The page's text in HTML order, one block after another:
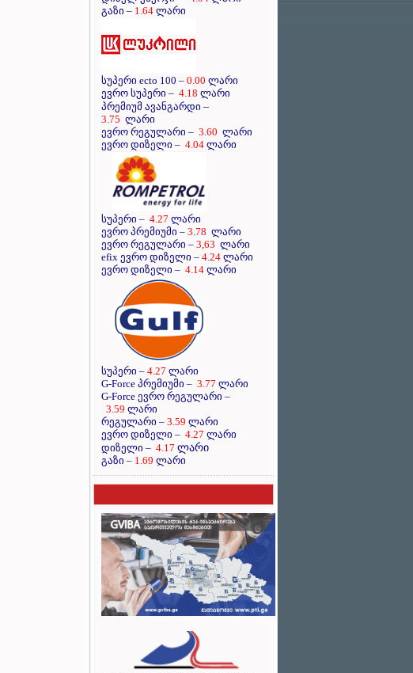
გაზი – 1.64 ლარი
სუპერი ecto 100 – 0.00 ლარი
ევრო სუპერი – 4.18 ლარი
პრემიუმ ავანგარდი –
3.75 ლარი
ევრო რეგულარი – 3.60 ლარი
ევრო დიზელი – 4.04 ლარი
სუპერი – 4.27 ლარი
ევრო პრემიუმი – 3.78 ლარი
ევრო რეგულარი – 3,63 ლარი
efix ევრო დიზელი – 4.24 ლარი
ევრო დიზელი – 4.14 ლარი
სუპერი – 4.27 ლარი
G-Force პრემიუმი – 3.77 ლარი
G-Force ევრო რეგულარი –
3.59 ლარი
რეგულარი – 3.59 ლარი
ევრო დიზელი – 4.27 ლარი
დიზელი – 4.17 ლარი
გაზი – 1.69 ლარი